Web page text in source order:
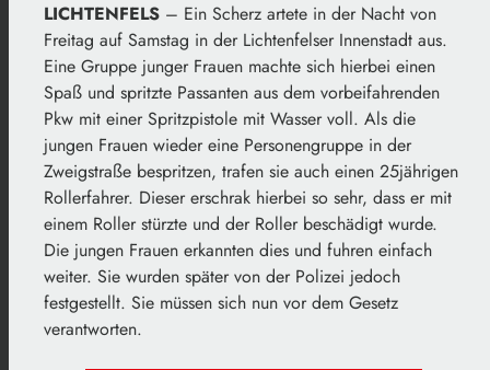
LICHTENFELS – Ein Scherz artete in der Nacht von
Freitag auf Samstag in der Lichtenfelser Innenstadt aus.
Eine Gruppe junger Frauen machte sich hierbei einen
Spaß und spritzte Passanten aus dem vorbeifahrenden
Pkw mit einer Spritzpistole mit Wasser voll. Als die
jungen Frauen wieder eine Personengruppe in der
Zweigstraße bespritzen, trafen sie auch einen 25jährigen
Rollerfahrer. Dieser erschrak hierbei so sehr, dass er mit
einem Roller stürzte und der Roller beschädigt wurde.
Die jungen Frauen erkannten dies und fuhren einfach
weiter. Sie wurden später von der Polizei jedoch
festgestellt. Sie müssen sich nun vor dem Gesetz
verantworten.